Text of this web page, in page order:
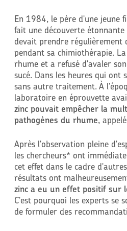
En 1984, le père d'une jeune
fait une découverte
devait prendre régulièrement
pendant sa chimiothérapie.
rhume et a refusé d'avaler
sucé. Dans les heures qui ont
sans autre traitement. À
laboratoire en éprouvette
zinc pouvait empêcher la
pathogènes du rhume,
Après l'observation pleine
les chercheurs* ont
cet effet dans le cadre
résultats ont
zinc a eu un effet positif sur
C'est pourquoi les experts se
de formuler des